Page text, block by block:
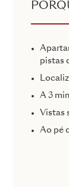
pistas
A 3
Vistas
Ao pé